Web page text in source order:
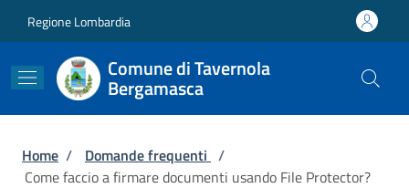
Regione Lombardia
Comune di Tavernola
Bergamasca
Briciole di pane
Home / Domande frequenti /
Come faccio a firmare documenti usando File Protector?